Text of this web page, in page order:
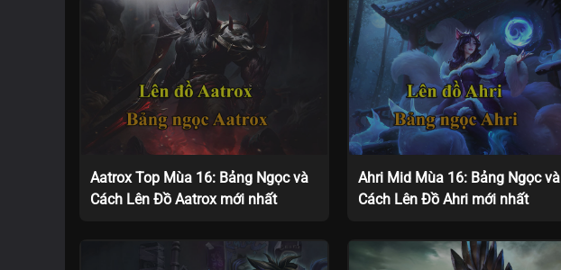
Aatrox Top Mùa 16: Bảng Ngọc và
Cách Lên Đồ Aatrox mới nhất
Ahri Mid Mùa 16: Bảng Ngọc và
Cách Lên Đồ Ahri mới nhất